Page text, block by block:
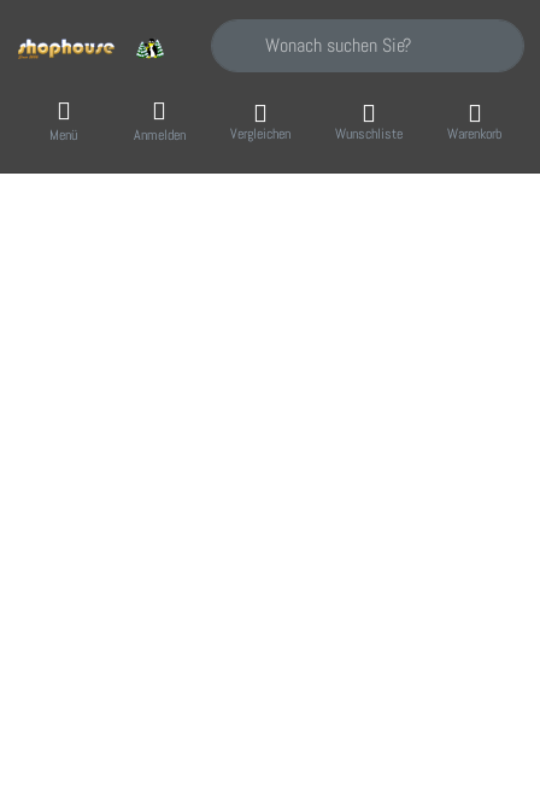
Geben Sie einen Suchbegriff ein. Während
Menü Anmelden Vergleichen Wunschliste Warenkorb